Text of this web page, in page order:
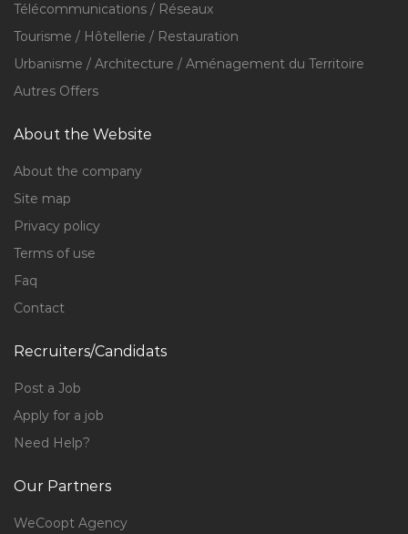
Télécommunications / Réseaux
Tourisme / Hôtellerie / Restauration
Urbanisme / Architecture / Aménagement du Territoire
Autres Offers
About the Website
About the company
Site map
Privacy policy
Terms of use
Faq
Contact
Recruiters/Candidats
Post a Job
Apply for a job
Need Help?
Our Partners
WeCoopt Agency